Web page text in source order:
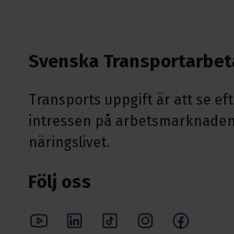
Svenska
Transports uppgift är att se
intressen på
näringslivet.
Följ oss